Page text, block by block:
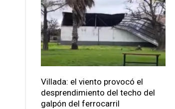
Villada: el viento provocó el
desprendimiento del techo del
galpón del ferrocarril